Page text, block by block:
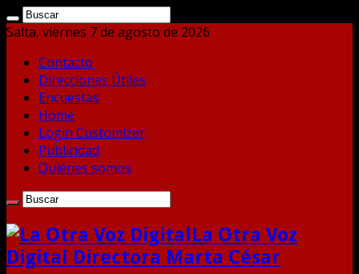
Salta, viernes 7 de agosto de 2026
Contacto
Direcciones Útiles
Encuestas
Home
Login Customizer
Publicidad
Quiénes somos
La Otra Voz
Digital Directora Marta César